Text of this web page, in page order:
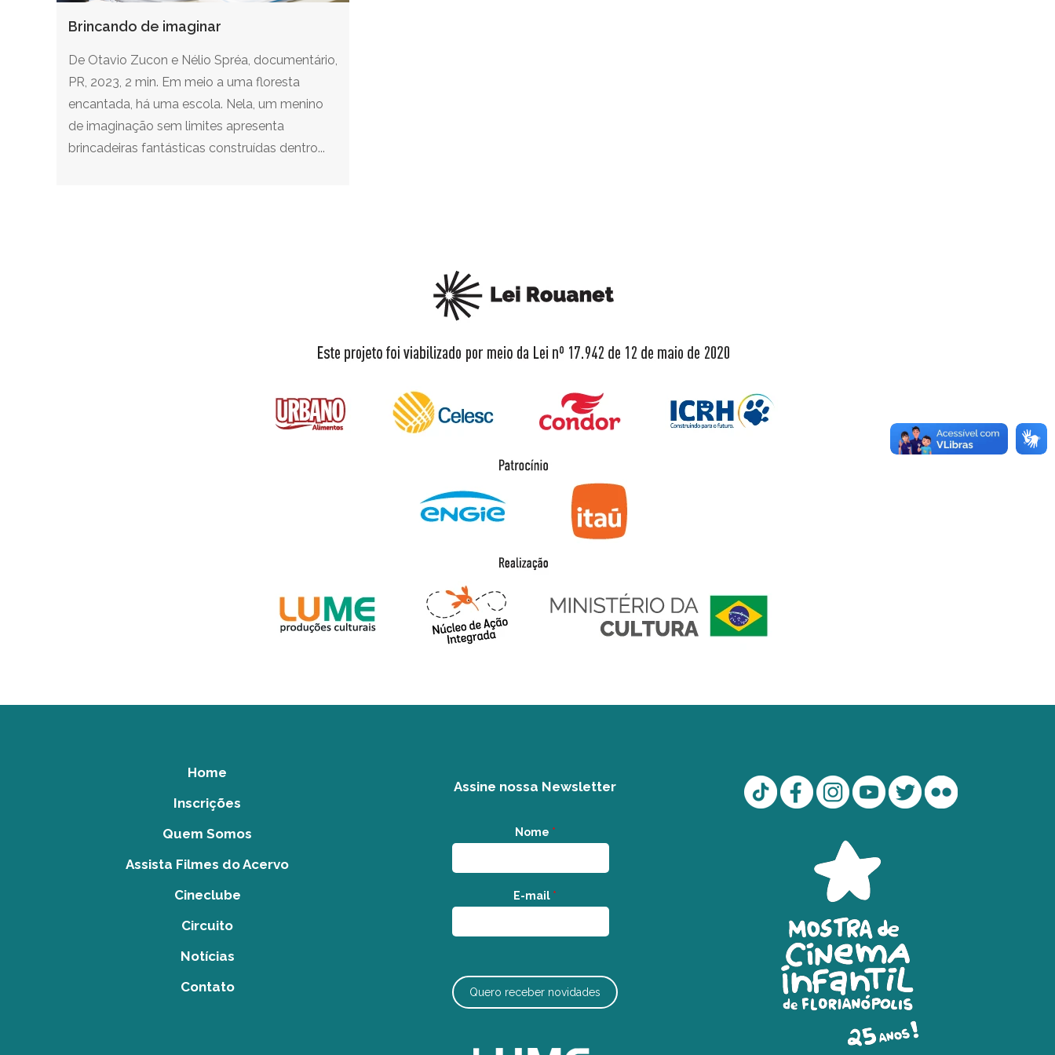
Brincando de imaginar
De Otavio Zucon e Nélio Spréa, documentário,
PR, 2023, 2 min. Em meio a uma floresta
encantada, há uma escola. Nela, um menino
de imaginação sem limites apresenta
brincadeiras fantásticas construídas dentro...
Home
Inscrições
Quem Somos
Assista Filmes do Acervo
Cineclube
Circuito
Notícias
Contato
Assine nossa Newsletter
Nome *
E-mail *
Quero receber novidades